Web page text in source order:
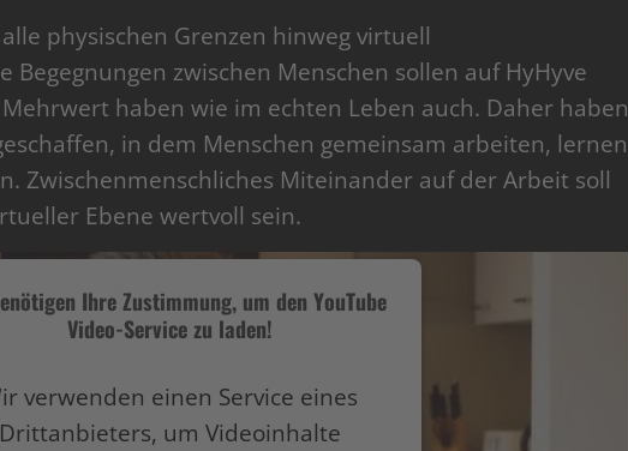
physischen Grenzen hinweg virtuell
Begegnungen zwischen Menschen sollen auf HyHyve
haben wie im echten Leben auch. Daher haben
in dem Menschen gemeinsam arbeiten, lernen
Zwischenmenschliches Miteinander auf der Arbeit soll
Ebene wertvoll sein.
Ihre Zustimmung, um den YouTube
Video-Service zu laden!
verwenden einen Service eines
Drittanbieters, um Videoinhalte